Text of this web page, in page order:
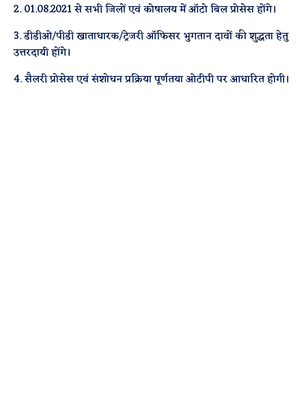
2. 01.08.2021 से सभी जिलों एवं कोषालय में ऑटो बिल प्रोसेस होंगे।
3. डीडीओ/पीडी खाताधारक/ट्रेजरी ऑफिसर भुगतान दावों की शुद्धता हेतु
उत्तरदायी होंगे।
4. सैलरी प्रोसेस एवं संशोधन प्रक्रिया पूर्णतया ओटीपी पर आधारित होगी।